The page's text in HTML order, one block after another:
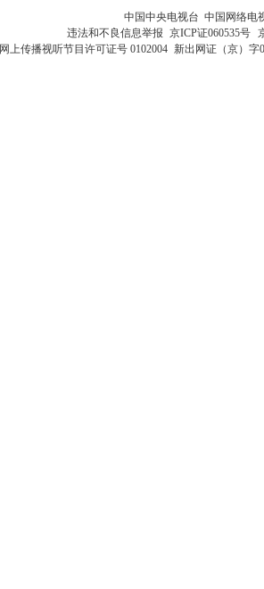
中国中央电视台 中国网络电
违法和不良信息举报 京ICP证060535号
网上传播视听节目许可证号 0102004 新出网证（京）